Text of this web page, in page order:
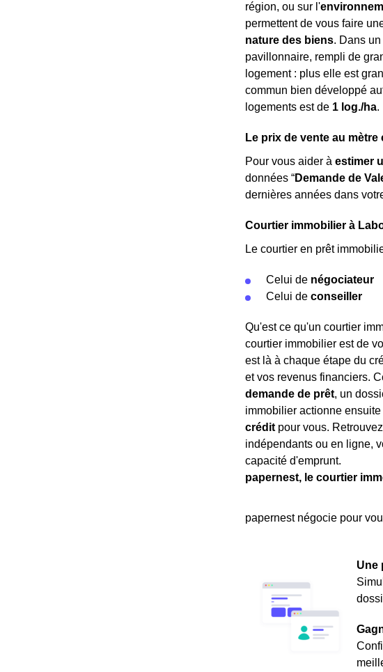
région, ou sur l'
permettent de vous faire
nature des biens. Dans
pavillonnaire, rempli de
logement : plus elle est
commun bien développé
logements est de 1 log./ha.
Le prix de vente au mètre
Pour vous aider à estimer
données “Demande de
dernières années dans
Courtier immobilier à
Le courtier en prêt
Celui de négociateur
Celui de conseiller
Qu'est ce qu'un courtier
courtier immobilier est de
est là à chaque étape du
et vos revenus financiers.
demande de prêt, un
immobilier actionne ensuite
crédit pour vous.
indépendants ou en ligne,
capacité d'emprunt.
papernest, le courtier
papernest négocie pour
Une